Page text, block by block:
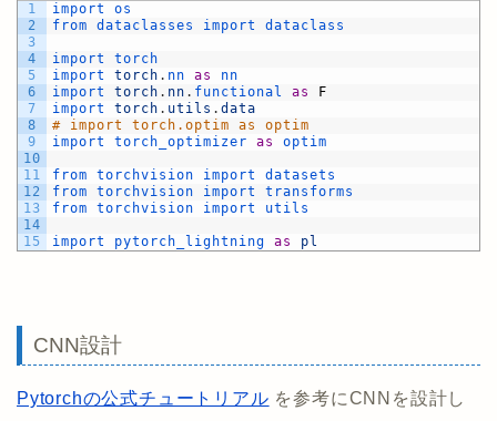
1
2
3
4
5
6
7
8
9
10
11
12
13
14
15
import os
from dataclasses import dataclass
import torch
import torch . nn as
nn
import torch . nn . functional as
F
import torch . utils . data
# import torch.optim as optim
import torch_optimizer as optim
from torchvision import datasets
from torchvision import transforms
from torchvision import utils
import pytorch_lightning as pl
CNN設計
Pytorchの公式チュートリアル を参考にCNNを設計し